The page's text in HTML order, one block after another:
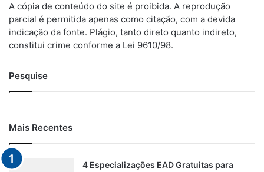
A cópia de conteúdo do site é proibida. A reprodução
parcial é permitida apenas como citação, com a devida
indicação da fonte. Plágio, tanto direto quanto indireto,
constitui crime conforme a Lei 9610/98.
Pesquise
Mais Recentes
4 Especializações EAD Gratuitas para